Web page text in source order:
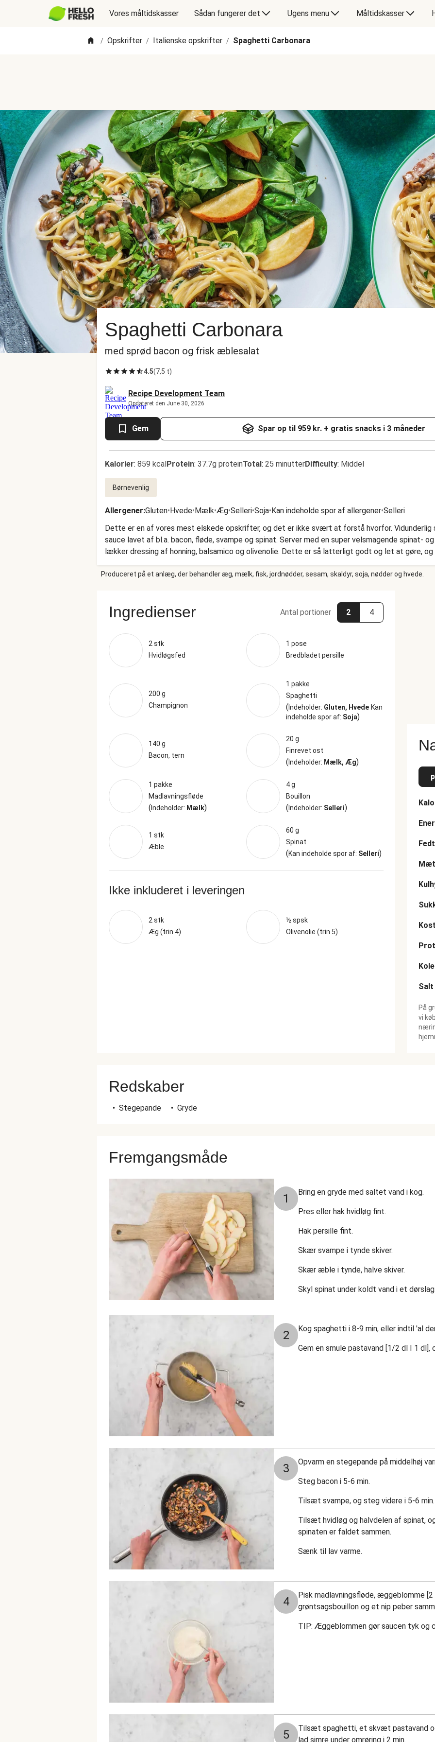
Vores måltidskasser Sådan fungerer det Ugens menu Måltidskasser
/ Opskrifter / Italienske opskrifter / Spaghetti Carbonara
Spaghetti Carbonara
med sprød bacon og frisk æblesalat
4.5(7,5 t)
Recipe Development Team
Opdateret den June 30, 2026
Gem Spar op til 959 kr. + gratis snacks i 3 måneder
Kalorier: 859 kcalProtein: 37.7g proteinTotal: 25 minutterDifficulty: Middel
Børnevenlig
Allergener:Gluten•Hvede•Mælk•Æg•Selleri•Soja•Kan indeholde spor af allergener•Selleri
Dette er en af ​​vores mest elskede opskrifter, og det er ikke svært at forstå hvorfor.
sauce lavet af bl.a. bacon, fløde, svampe og spinat. Server med en super velsmagende spinat-
lækker dressing af honning, balsamico og olivenolie. Dette er så latterligt godt og let at gøre, og
denne favorit før, er det obligatorisk at tage chancen nu!
Produceret på et anlæg, der behandler æg, mælk, fisk, jordnødder, sesam, skaldyr, soja, nødder og hvede.
Ingredienser Antal portioner 2 4
2 stk
Hvidløgsfed
1 pose
Bredbladet persille
200 g
Champignon
1 pakke
Spaghetti
(Indeholder: Gluten, Hvede Kan
indeholde spor af: Soja)
140 g
Bacon, tern
20 g
Finrevet ost
(Indeholder: Mælk, Æg)
1 pakke
Madlavningsfløde
(Indeholder: Mælk)
4 g
Bouillon
(Indeholder: Selleri)
1 stk
Æble
60 g
Spinat
(Kan indeholde spor af: Selleri)
Ikke inkluderet i leveringen
2 stk
Æg (trin 4)
½ spsk
Olivenolie (trin 5)
Fedt
Salt
På
vi
Redskaber
• Stegepande • Gryde
Fremgangsmåde
1 Bring en gryde med saltet vand i kog.
Pres eller hak hvidløg fint.
Hak persille fint.
Skær svampe i tynde skiver.
Skær æble i tynde, halve skiver.
Skyl spinat under koldt vand i et
2 Kog spaghetti i 8-9 min, eller indtil 'al
Gem en smule pastavand [1/2 dl I 1
3 Opvarm en stegepande på middelhøj
Steg bacon i 5-6 min.
Tilsæt svampe, og steg videre i 5-6 min.
Tilsæt hvidløg og halvdelen af spinat,
spinaten er faldet sammen.
Sænk til lav varme.
4
Pisk madlavningsfløde, æggeblomme
grøntsagsbouillon og et nip peber
TIP: Æggeblommen gør saucen tyk og
5
Tilsæt spaghetti, et skvæt pastavand
lad simre under omrøring i 2 min.